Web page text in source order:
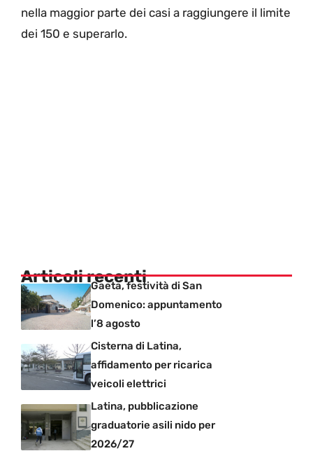
nella maggior parte dei casi a raggiungere il limite
dei 150 e superarlo.
Articoli recentiGaeta, festività di San
Domenico: appuntamento
l’8 agosto
Cisterna di Latina,
affidamento per ricarica
veicoli elettrici
Latina, pubblicazione
graduatorie asili nido per
2026/27